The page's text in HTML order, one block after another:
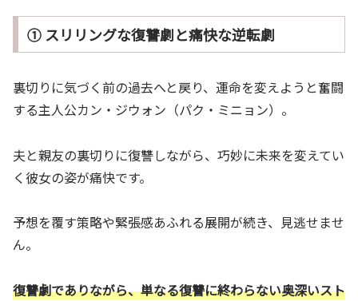
① スリリングな復讐劇と痛快な逆転劇
裏切りに気づく前の過去へと戻り、運命を変えようと奮闘
する主人公カン・ジウォン（パク・ミニョン）。
夫と親友の裏切りに復讐しながら、巧妙に未来を変えてい
く彼女の姿が痛快です。
予想を覆す策略や緊張感あふれる展開が続き、見逃せませ
ん。
復讐劇でありながら、単なる復讐に終わらない奥深いスト